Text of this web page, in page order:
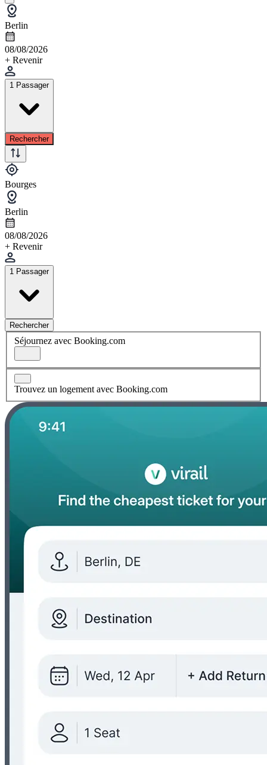
Berlin
08/08/2026
+ Revenir
1 Passager
Rechercher
Bourges
Berlin
08/08/2026
+ Revenir
1 Passager
Rechercher
Séjournez avec Booking.com
Trouvez un logement avec Booking.com